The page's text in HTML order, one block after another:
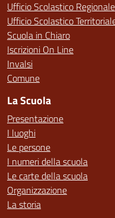
Ufficio Scolastico Regionale
Ufficio Scolastico
Scuola in Chiaro
Iscrizioni On Line
Invalsi
Comune
La Scuola
Presentazione
I luoghi
Le persone
I numeri della scuola
Le carte della scuola
Organizzazione
La storia